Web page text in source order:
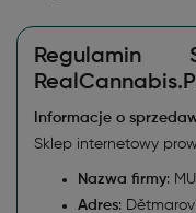
Regulamin
Informacje o
Sklep internetowy
Nazwa firmy:
Adres: